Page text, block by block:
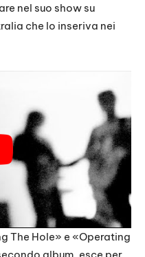
nel suo show su
che lo inseriva nei
The Hole» e «Operating